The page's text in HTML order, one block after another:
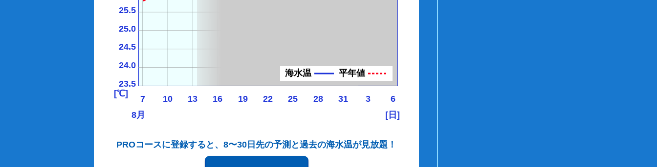
7 10 13 16 19 22 25 28 31 3 6
[日]
23.5
24.0
24.5
25.0
25.5
[℃]
8月
海水温 平年値
PROコースに登録すると、8〜30日先の予測と過去の海水温が見放題！